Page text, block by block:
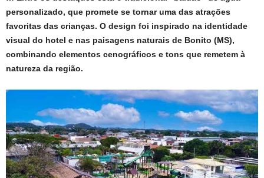
personalizado, que promete se tornar uma das atrações
favoritas das crianças. O design foi inspirado na identidade
visual do hotel e nas paisagens naturais de Bonito (MS),
combinando elementos cenográficos e tons que remetem à
natureza da região.